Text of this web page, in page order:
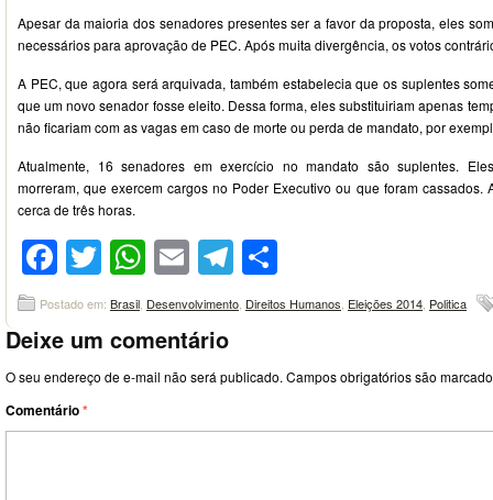
Apesar da maioria dos senadores presentes ser a favor da proposta, eles
necessários para aprovação de PEC. Após muita divergência, os votos
A PEC, que agora será arquivada, também estabelecia que os suplentes
que um novo senador fosse eleito. Dessa forma, eles substituiriam apenas
não ficariam com as vagas em caso de morte ou perda de mandato, por
Atualmente, 16 senadores em exercício no mandato são suplentes.
morreram, que exercem cargos no Poder Executivo ou que foram cassados.
cerca de três horas.
Facebook
Twitter
WhatsApp
EmailTelegram
Postado em: Brasil Desenvolvimento Direitos Humanos Eleições 2014 Politica
Deixe um comentário
O seu endereço de e-mail não será publicado. Campos obrigatórios são
Comentário*